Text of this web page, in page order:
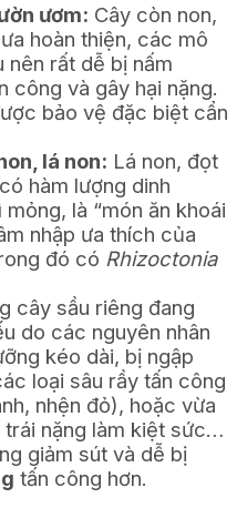
ươm: Cây còn non,
hoàn thiện, các mô
rất dễ bị nấm
công và gây hại nặng.
bảo vệ đặc biệt cẩn
lá non: Lá non, đọt
hàm lượng dinh
là “món ăn khoái
nhập ưa thích của
đó có Rhizoctonia
cây sầu riêng đang
do các nguyên nhân
kéo dài, bị ngập
loại sâu rầy tấn công
nhện đỏ), hoặc vừa
nặng làm kiệt sức…
giảm sút và dễ bị
tấn công hơn.